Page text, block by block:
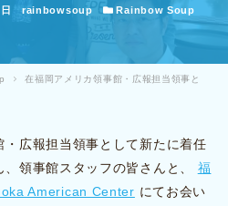
著者
rainbowsoup カテゴリー
Rainbow Soup
在福岡アメリカ領事館・広報担当領事と
広報担当領事として新たに着任
、領事館スタッフの皆さんと、 福
American Center にてお会い